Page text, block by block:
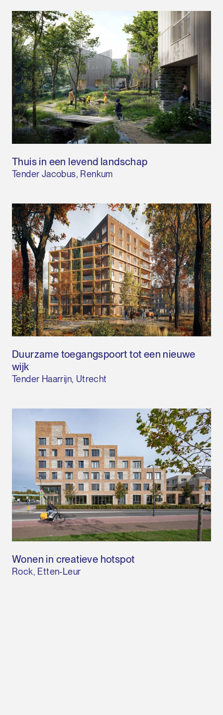
Thuis in een levend landschap
Tender Jacobus, Renkum
Duurzame toegangspoort tot een nieuwe
wijk
Tender Haarrijn, Utrecht
Wonen in creatieve hotspot
Rock, Etten-Leur